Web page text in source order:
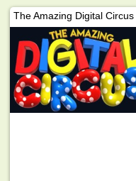
The Amazing Digital Circus